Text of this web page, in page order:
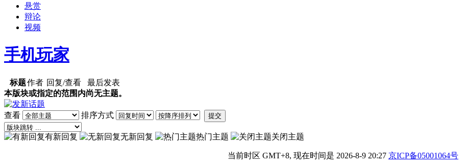
悬赏
辩论
视频
手机玩家
标题作者 回复/查看
最后发表
本版块或指定的范围内尚无主题。
查看 排序方式 提交
有新回复 无新回复 热门主题 关闭主题
当前时区 GMT+8, 现在时间是 2026-8-9 20:27 京ICP备05001064号